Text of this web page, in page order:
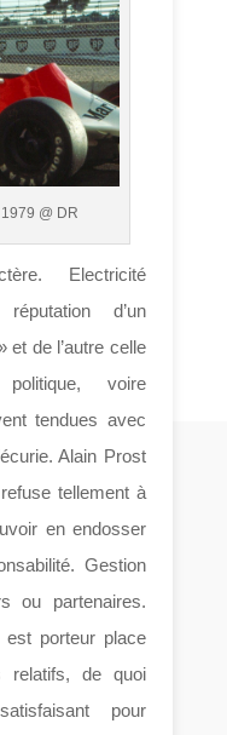
@ DR
Electricité
d’un
de l’autre celle
voire
tendues avec
Alain Prost
tellement à
en endosser
Gestion
ou partenaires.
est porteur place
relatifs, de quoi
pour